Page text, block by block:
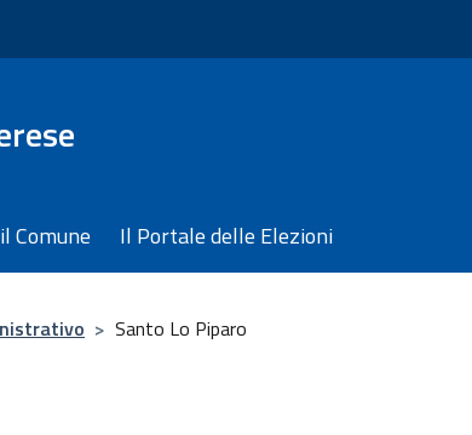
Comune Il Portale delle Elezioni
> Santo Lo Piparo